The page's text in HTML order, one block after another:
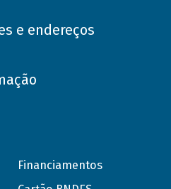
e endereços
Financiamentos